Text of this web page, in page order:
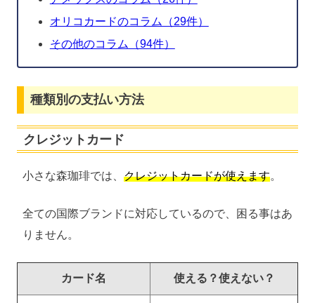
オリコカードのコラム（29件）
その他のコラム（94件）
種類別の支払い方法
クレジットカード
小さな森珈琲では、 クレジットカードが使えます。
全ての国際ブランドに対応しているので、困る事はあ
りません。
カード名 使える？使えない？